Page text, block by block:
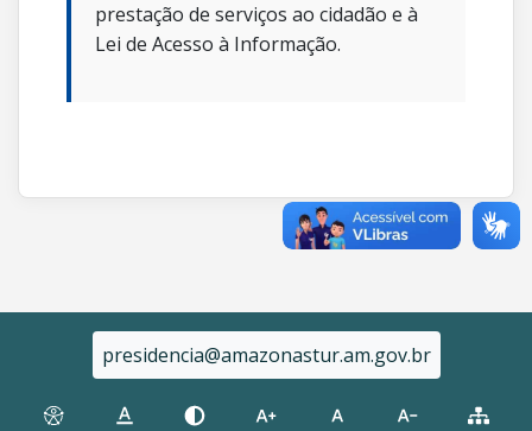
prestação de serviços ao cidadão e à
Lei de Acesso à Informação.
presidencia@amazonastur.am.gov.br